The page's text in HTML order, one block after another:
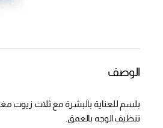
الوصف
بلسم للعناية بالبشرة مع ثلاث زيوت
تنظيف الوجه بالعمق.